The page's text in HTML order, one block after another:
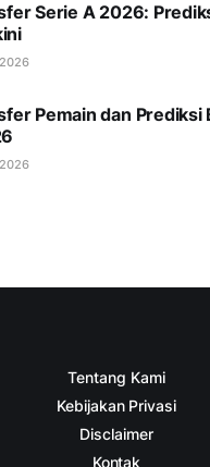
Serie A 2026:
Pemain dan Prediksi
Tentang Kami
Kebijakan Privasi
Disclaimer
Kontak